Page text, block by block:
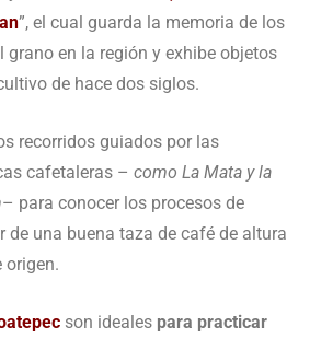
”, el cual guarda la memoria de los
grano en la región y exhibe objetos
de hace dos siglos.
recorridos guiados por las
cafetaleras – como La Mata y la
– para conocer los procesos de
de una buena taza de café de altura
origen.
son ideales para practicar